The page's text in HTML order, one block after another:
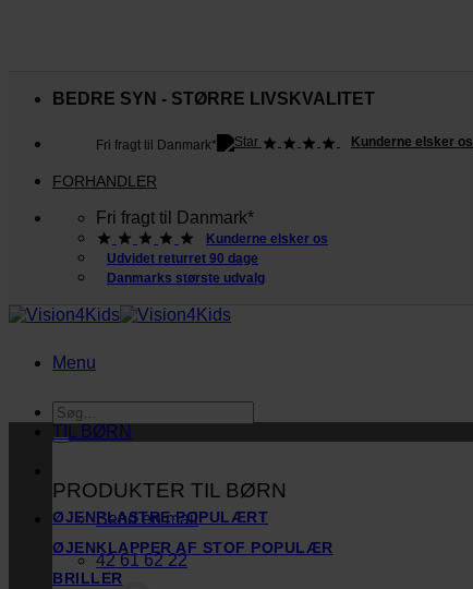
BEDRE SYN - STØRRE LIVSKVALITET
Fri fragt til Danmark* Kunderne elsker os
FORHANDLER
Fri fragt til Danmark*
Kunderne elsker os
Udvidet returret 90 dage
Danmarks største udvalg
Menu
Søg
efter:
Send en mail
42 61 62 22
TIL BØRN
PRODUKTER TIL BØRN
ØJENPLASTRE
ØJENKLAPPER AF STOF
BRILLER